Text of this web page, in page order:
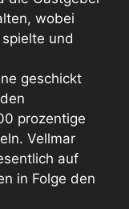
wobei
und
geschickt
prozentige
Vellmar
auf
in Folge den